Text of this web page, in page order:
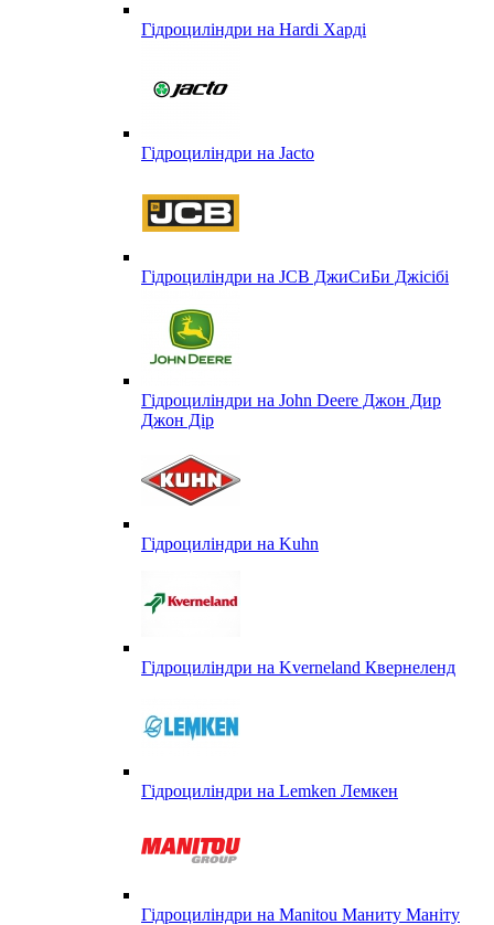
Гідроциліндри на Hardi Харді
Гідроциліндри на Jacto
Гідроциліндри на JCB ДжиСиБи Джісібі
Гідроциліндри на John Deere Джон Дир
Джон Дір
Гідроциліндри на Kuhn
Гідроциліндри на Kverneland Квернеленд
Гідроциліндри на Lemken Лемкен
Гідроциліндри на Manitou Маниту Маніту